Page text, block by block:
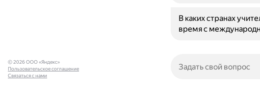
В каких странах
время с
© 2026 ООО «Яндекс»
Пользовательское соглашение
Связаться с нами